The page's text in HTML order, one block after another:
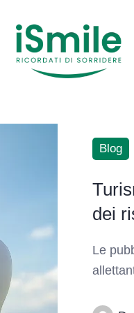
Blog
dei
Le